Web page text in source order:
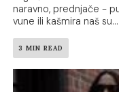
naravno, prednjače -
vune ili kašmira naš su...
3 MIN READ